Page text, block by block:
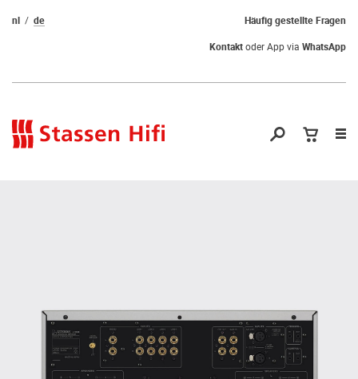
Häufig gestellte Fragen
nl
de
Kontaktoder App via WhatsApp